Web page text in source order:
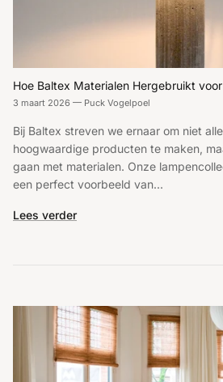
Hoe Baltex Materialen Hergebruikt
3 maart 2026 — Puck Vogelpoel
Bij Baltex streven we ernaar om niet
hoogwaardige producten te maken,
gaan met materialen. Onze
een perfect voorbeeld van...
Lees verder